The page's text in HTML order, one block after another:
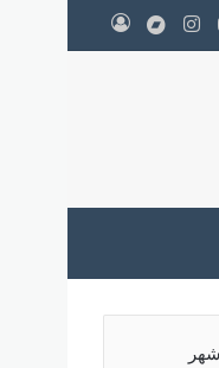
‫YouTubeانستقرامmedium